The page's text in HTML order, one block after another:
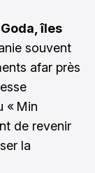
îles
souvent
afar près
« Min
de revenir
la